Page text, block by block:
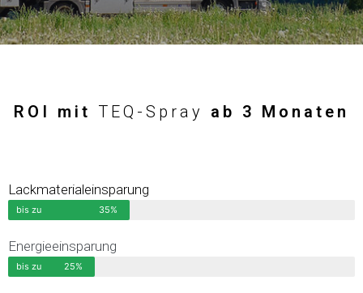
ROI mit TEQ-Spray ab 3 Monaten
Lackmaterialeinsparung
bis zu 35%
Energieeinsparung
bis zu 25%